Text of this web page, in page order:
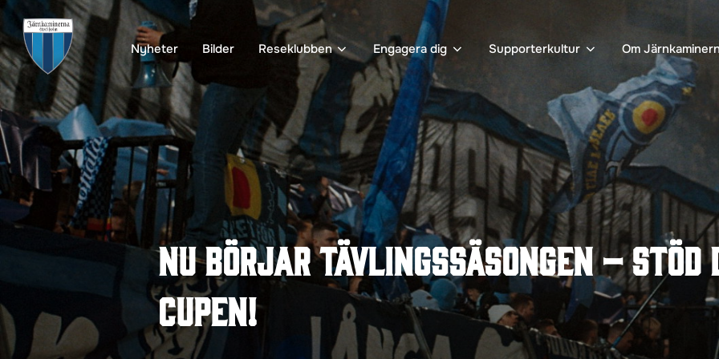
Hoppa
till
innehåll
Nyheter Bilder Reseklubben Engagera dig Supporterkultur Om
Nu börjar tävlingssäsongen – stöd
Cupen!